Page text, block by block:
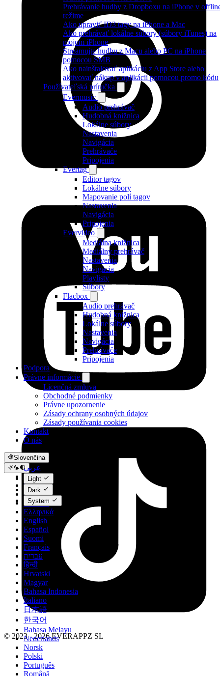
Prehrávanie hudby z Dropboxu na iPhone v
režime
Ako upraviť ID3 tagy na iPhone a Mac
Ako prehrávať lokálne súbory (súbory iTunes) na
mojom iPhone
Streamujte hudbu z Macu alebo PC na iPhone
pomocou SMB
Ako nainštalovať aplikáciu z App Store alebo
aktivovať nákup v aplikácii pomocou promo kódu
Používateľská príručka
Evermusic
Audio prehrávač
Hudobná knižnica
Lokálne súbory
Nastavenia
Navigácia
Prehrávače
Pripojenia
Evertag
Editor tagov
Lokálne súbory
Mapovanie polí tagov
Nastavenia
Navigácia
Pripojenia
Evervideo
Mediálna knižnica
Mediálny prehrávač
Nastavenia
Navigácia
Playlisty
Súbory
Flacbox
Audio prehrávač
Hudobná knižnica
Lokálne súbory
Nastavenia
Navigácia
Prehrávače
Pripojenia
Podpora
Právne informácie
Licenčná zmluva
Obchodné podmienky
Právne upozornenie
Zásady ochrany osobných údajov
Zásady používania cookies
Kontakt
O nás
Slovenčina
عربي
Català
Čeština
Dansk
Deutsch
Ελληνικά
English
Español
Suomi
Français
עברית
हिन्दी
Hrvatski
Magyar
Bahasa Indonesia
Italiano
日本語
한국어
Bahasa Melayu
Nederlands
Norsk
Polski
Português
Română
Light
Dark
System
© 2023 - 2026 EVERAPPZ SL